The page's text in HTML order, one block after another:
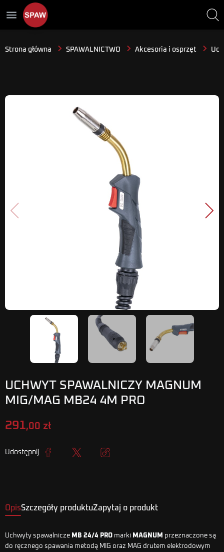
menu
Strona główna SPAWALNICTWO Akcesoria i osprzęt
Poprzedni
UCHWYT SPAWALNICZY MAGNUM
MIG/MAG MB24 4M PRO
291,00 zł
Udostępnij
OpisSzczegóły produktuZapytaj o produkt
Uchwyty spawalnicze MB 24/4 PRO marki MAGNUM przeznaczone są
do ręcznego spawania metodą MIG oraz MAG drutem elektrodowym